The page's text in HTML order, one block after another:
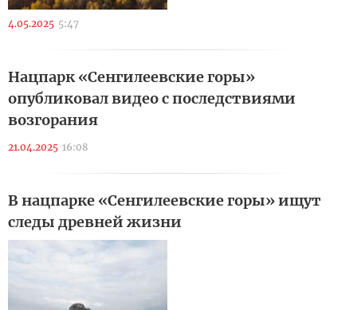
4.05.2025 5:47
Нацпарк «Сенгилеевские горы»
опубликовал видео с последствиями
возгорания
21.04.2025 16:08
В нацпарке «Сенгилеевские горы» ищут
следы древней жизни